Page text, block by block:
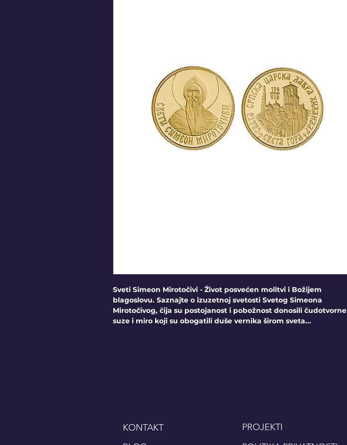
Sveti Simeon Mirotočivi - Život posvećen molitvi i Božijem
blagoslovu. Saznajte o izuzetnoj svetosti Svetog Simeona
Mirotočivog, čija su postojanost i pobožnost donosili čudotvorne
suze i miro koji su obogatili duše vernika širom sveta...
KONTAKT
PROJEKTI